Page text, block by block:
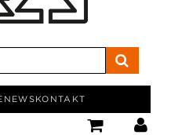
NEWSKONTAKT